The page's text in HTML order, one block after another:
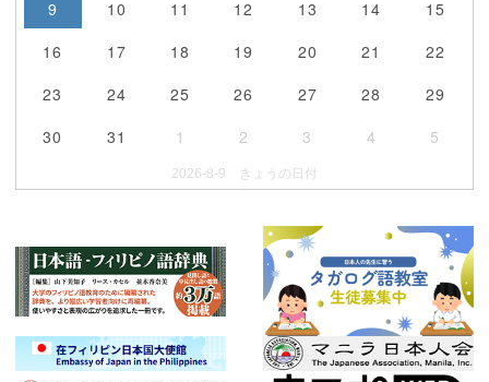
9
10 11 12 13 14
15
16
17 18 19 20 21
22
23
24 25 26 27 28
29
30
31 1 2 3 4 5
2026-8-9 きょうの日付